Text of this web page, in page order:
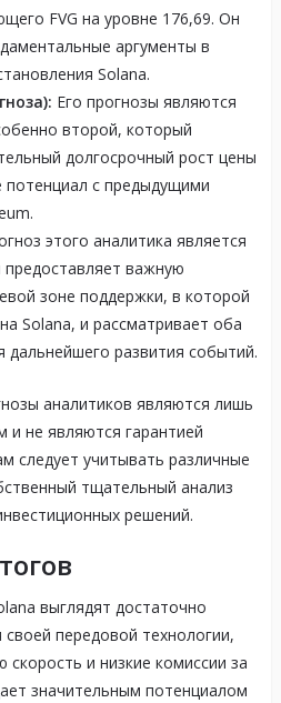
FVG на уровне 176,69. Он
аргументы в
Solana.
Его прогнозы являются
второй, который
долгосрочный рост цены
потенциал с предыдущими
этого аналитика является
важную
зоне поддержки, в которой
Solana, и рассматривает оба
развития событий.
аналитиков являются лишь
не являются гарантией
следует учитывать различные
тщательный анализ
решений.
выглядят достаточно
передовой технологии,
и низкие комиссии за
значительным потенциалом